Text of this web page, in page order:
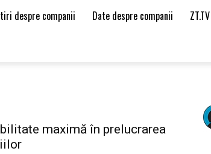
despre companii Date despre companii ZT.TV
maximă în prelucrarea